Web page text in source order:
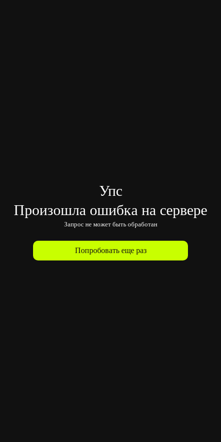
Упс
Произошла ошибка на сервере
Запрос не может быть обработан
Попробовать еще раз